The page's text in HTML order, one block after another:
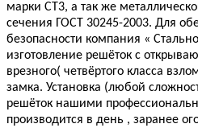
марки СТ3, а так же
сечения ГОСТ 30245-2003. Для
безопасности компания «
изготовление решёток с
врезного( четвёртого класса
замка. Установка (любой
решёток нашими
производится в день , заранее